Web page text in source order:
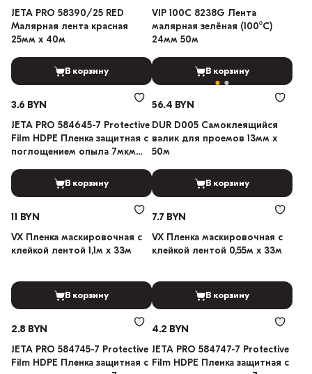
JETA PRO 58390/25 RED
Малярная лента красная
25мм х 40м
В корзину
VIP 100C 8238G Лента
малярная зелёная (100⁰С)
24мм 50м
В корзину
3.6 BYN
JETA PRO 584645-7 Protective
Film HDPE Пленка защитная с
поглощением опыла 7мкм
В корзину
56.4 BYN
DUR D005 Самоклеящийся
валик для проемов 13мм х
50м
В корзину
11 BYN
VX Пленка маскировочная с
клейкой лентой 1,1м х 33м
В корзину
7.7 BYN
VX Пленка маскировочная с
клейкой лентой 0,55м х 33м
В корзину
2.8 BYN
JETA PRO 584745-7 Protective
Film HDPE Пленка защитная с
4.2 BYN
JETA PRO 584747-7 Protective
Film HDPE Пленка защитная с